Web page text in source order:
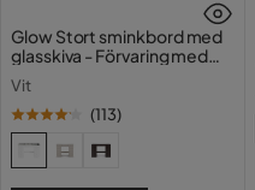
Glow Stort sminkbord med
glasskiva - Förvaring med
Vit
(113)